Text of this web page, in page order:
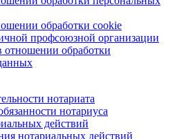
обработки cookie
профсоюзной организации
отношении обработки
нотариата
нотариуса
действий
нотариальных действий